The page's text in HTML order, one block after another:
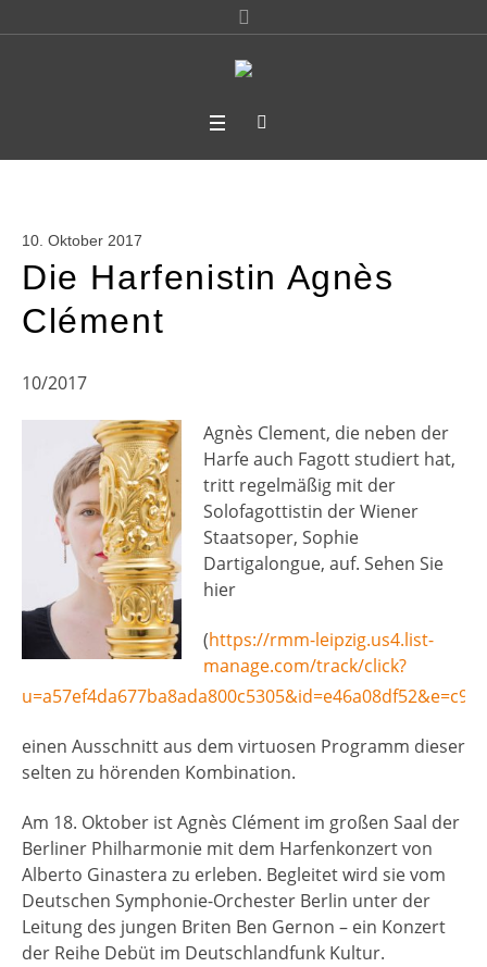
10. Oktober 2017
Die Harfenistin Agnès
Clément
10/2017
Agnès Clement, die neben der
Harfe auch Fagott studiert hat,
tritt regelmäßig mit der
Solofagottistin der Wiener
Staatsoper, Sophie
Dartigalongue, auf. Sehen Sie
hier
(https://rmm-leipzig.us4.list-
manage.com/track/click?
einen Ausschnitt aus dem virtuosen Programm dieser
selten zu hörenden Kombination.
Am 18. Oktober ist Agnès Clément im großen Saal der
Berliner Philharmonie mit dem Harfenkonzert von
Alberto Ginastera zu erleben. Begleitet wird sie vom
Deutschen Symphonie-Orchester Berlin unter der
Leitung des jungen Briten Ben Gernon – ein Konzert
der Reihe Debüt im Deutschlandfunk Kultur.